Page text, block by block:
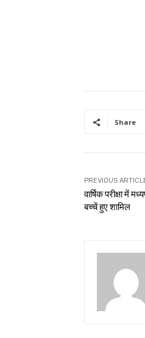
Share
PREVIOUS
वार्षिक परीक्षा में
बच्चें हुए शामिल